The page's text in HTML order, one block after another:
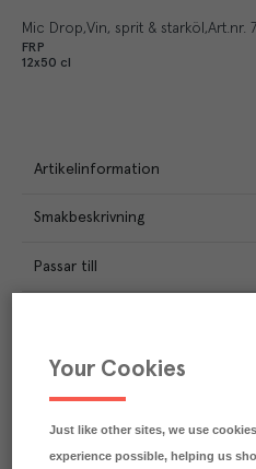
Mic Drop Vin, sprit & starköl Art.nr.
FRP
12x50 cl
Artikelinformation
Smakbeskrivning
Passar till
Klimatavtryck
CO₂e/kg
utsläppen av 2.1 kg koldioxid.
Läs mer om hur vi
Your Cookies
Just like other sites, we use
experience possible, helping us